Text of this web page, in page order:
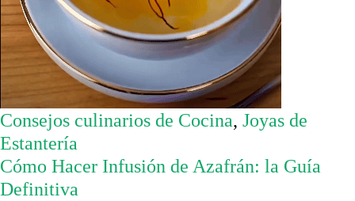
Consejos culinarios de Cocina, Joyas de
Estantería
Cómo Hacer Infusión de Azafrán: la Guía
Definitiva